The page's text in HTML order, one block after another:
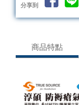
分享到
商品特點